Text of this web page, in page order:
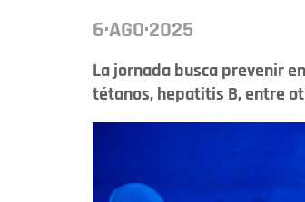
6·AGO·2025
La jornada busca prevenir
tétanos, hepatitis B, entre